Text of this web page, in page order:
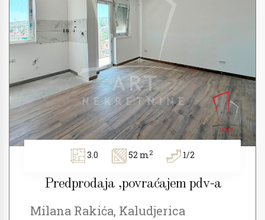
3.0 52 m2 1/2
Predprodaja ,povraćajem pdv-a
Milana Rakića, Kaludjerica